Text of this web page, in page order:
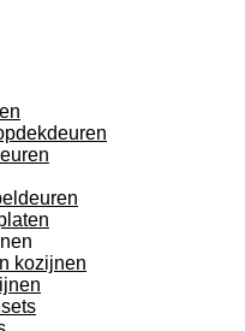
kozijnen